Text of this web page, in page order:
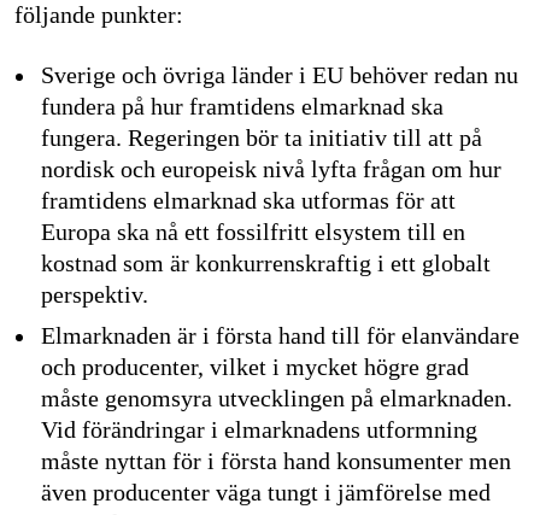
följande punkter:
Sverige och övriga länder i EU behöver redan nu
fundera på hur framtidens elmarknad ska
fungera. Regeringen bör ta initiativ till att på
nordisk och europeisk nivå lyfta frågan om hur
framtidens elmarknad ska utformas för att
Europa ska nå ett fossilfritt elsystem till en
kostnad som är konkurrenskraftig i ett globalt
perspektiv.
Elmarknaden är i första hand till för elanvändare
och producenter, vilket i mycket högre grad
måste genomsyra utvecklingen på elmarknaden.
Vid förändringar i elmarknadens utformning
måste nyttan för i första hand konsumenter men
även producenter väga tungt i jämförelse med